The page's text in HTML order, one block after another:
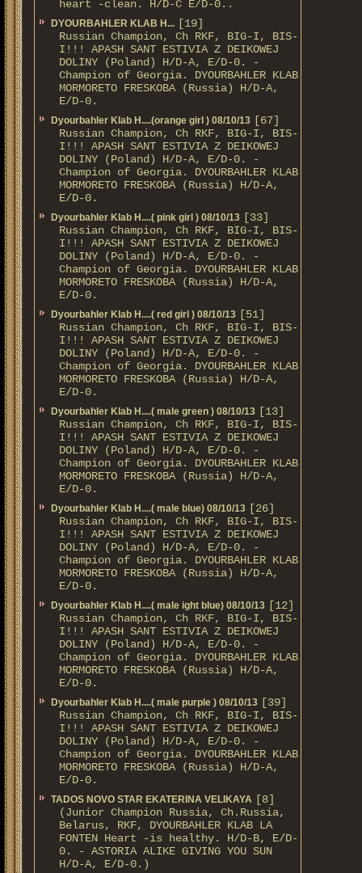
heart -clean. H/D-С E/D-0..
DYOURBAHLER KLAB Н... [19]
Russian Champion, Ch RKF, BIG-I, BIS-
I!!! APASH SANT ESTIVIA Z DEIKOWEJ
DOLINY (Poland) H/D-A, E/D-0. -
Champion of Georgia. DYOURBAHLER KLAB
MORMORETO FRESKOBA (Russia) H/D-A,
E/D-0.
Dyourbahler Klab H....(orange girl ) 08/10/13 [67]
Russian Champion, Ch RKF, BIG-I, BIS-
I!!! APASH SANT ESTIVIA Z DEIKOWEJ
DOLINY (Poland) H/D-A, E/D-0. -
Champion of Georgia. DYOURBAHLER KLAB
MORMORETO FRESKOBA (Russia) H/D-A,
E/D-0.
Dyourbahler Klab H....( pink girl ) 08/10/13 [33]
Russian Champion, Ch RKF, BIG-I, BIS-
I!!! APASH SANT ESTIVIA Z DEIKOWEJ
DOLINY (Poland) H/D-A, E/D-0. -
Champion of Georgia. DYOURBAHLER KLAB
MORMORETO FRESKOBA (Russia) H/D-A,
E/D-0.
Dyourbahler Klab H....( red girl ) 08/10/13 [51]
Russian Champion, Ch RKF, BIG-I, BIS-
I!!! APASH SANT ESTIVIA Z DEIKOWEJ
DOLINY (Poland) H/D-A, E/D-0. -
Champion of Georgia. DYOURBAHLER KLAB
MORMORETO FRESKOBA (Russia) H/D-A,
E/D-0.
Dyourbahler Klab H....( male green ) 08/10/13 [13]
Russian Champion, Ch RKF, BIG-I, BIS-
I!!! APASH SANT ESTIVIA Z DEIKOWEJ
DOLINY (Poland) H/D-A, E/D-0. -
Champion of Georgia. DYOURBAHLER KLAB
MORMORETO FRESKOBA (Russia) H/D-A,
E/D-0.
Dyourbahler Klab H....( male blue) 08/10/13 [26]
Russian Champion, Ch RKF, BIG-I, BIS-
I!!! APASH SANT ESTIVIA Z DEIKOWEJ
DOLINY (Poland) H/D-A, E/D-0. -
Champion of Georgia. DYOURBAHLER KLAB
MORMORETO FRESKOBA (Russia) H/D-A,
E/D-0.
Dyourbahler Klab H....( male ight blue) 08/10/13 [12]
Russian Champion, Ch RKF, BIG-I, BIS-
I!!! APASH SANT ESTIVIA Z DEIKOWEJ
DOLINY (Poland) H/D-A, E/D-0. -
Champion of Georgia. DYOURBAHLER KLAB
MORMORETO FRESKOBA (Russia) H/D-A,
E/D-0.
Dyourbahler Klab H....( male purple ) 08/10/13 [39]
Russian Champion, Ch RKF, BIG-I, BIS-
I!!! APASH SANT ESTIVIA Z DEIKOWEJ
DOLINY (Poland) H/D-A, E/D-0. -
Champion of Georgia. DYOURBAHLER KLAB
MORMORETO FRESKOBA (Russia) H/D-A,
E/D-0.
TADOS NOVO STAR EKATERINA VELIKAYA [8]
(Junior Champion Russia, Ch.Russia,
Belarus, RKF, DYOURBAHLER KLAB LA
FONTEN Heart -is healthy. H/D-В, E/D-
0. - ASTORIA ALIKE GIVING YOU SUN
H/D-А, E/D-0.)